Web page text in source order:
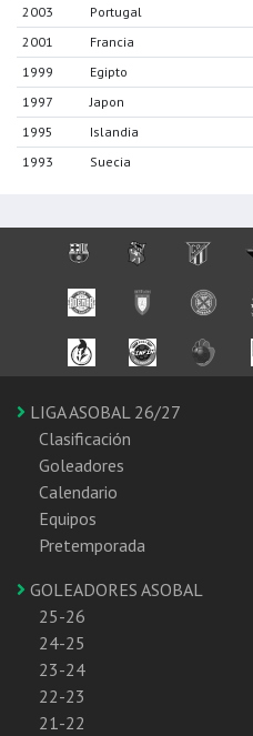
2003
Portugal
2001
Francia
1999
Egipto
1997
Japon
1995
Islandia
1993
Suecia
LIGA ASOBAL 26/27
Clasificación
Goleadores
Calendario
Equipos
Pretemporada
GOLEADORES ASOBAL
25-26
24-25
23-24
22-23
21-22